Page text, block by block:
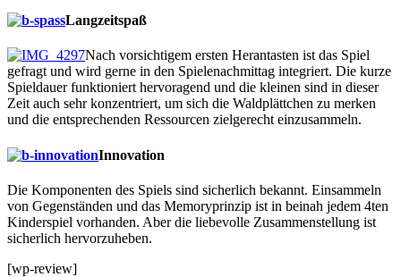
Langzeitspaß
Nach vorsichtigem ersten Herantasten ist das Spiel
gefragt und wird gerne in den Spielenachmittag integriert. Die kurze
Spieldauer funktioniert hervoragend und die kleinen sind in dieser
Zeit auch sehr konzentriert, um sich die Waldplättchen zu merken
und die entsprechenden Ressourcen zielgerecht einzusammeln.
Innovation
Die Komponenten des Spiels sind sicherlich bekannt. Einsammeln
von Gegenständen und das Memoryprinzip ist in beinah jedem 4ten
Kinderspiel vorhanden. Aber die liebevolle Zusammenstellung ist
sicherlich hervorzuheben.
[wp-review]